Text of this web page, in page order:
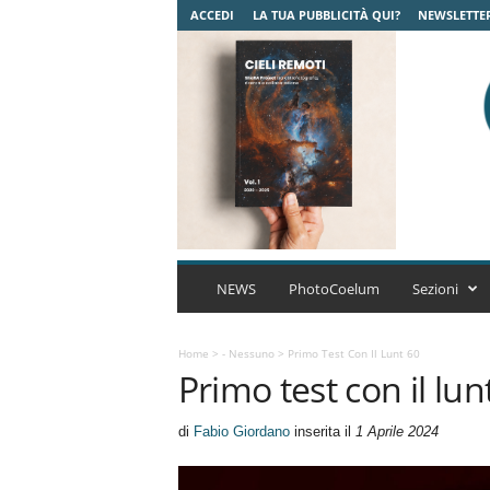
ACCEDI LA TUA PUBBLICITÀ QUI?
C
u
r
NEWS PhotoCoelum Sezioni
Home > - Nessuno> Primo Test Con Il Lunt 60
Primo test con il
di Fabio Giordanoinserita il 1 Aprile 2024